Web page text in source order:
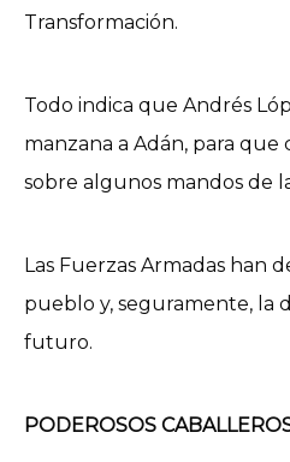
Transformación.
Todo indica que Andrés
manzana a Adán, para que
sobre algunos mandos de
Las Fuerzas Armadas han
pueblo y, seguramente, la
futuro.
PODEROSOS